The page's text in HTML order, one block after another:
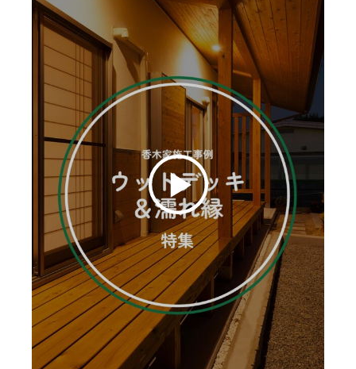
お客様の声
ムービー
リノベーション
ペレットストーブ
よくある質問
会社情報
イベント ニュース 採用情報